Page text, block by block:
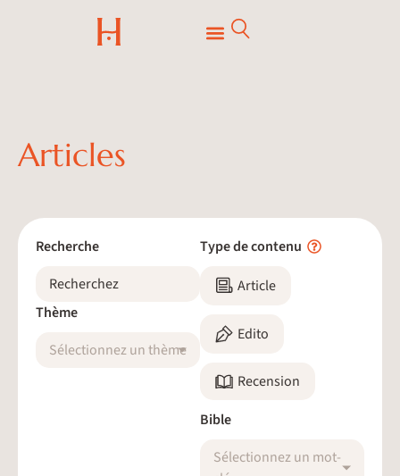
Articles
Recherche
Thème
Sélectionnez un thème
Type de contenu
Article
Edito
Recension
Bible
Sélectionnez un mot-